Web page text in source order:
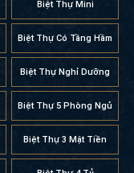
Biệt Thự Mini
Biệt Thự Có Tầng Hầm
Biệt Thự Nghỉ Dưỡng
Biệt Thự 5 Phòng Ngủ
Biệt Thự 3 Mặt Tiền